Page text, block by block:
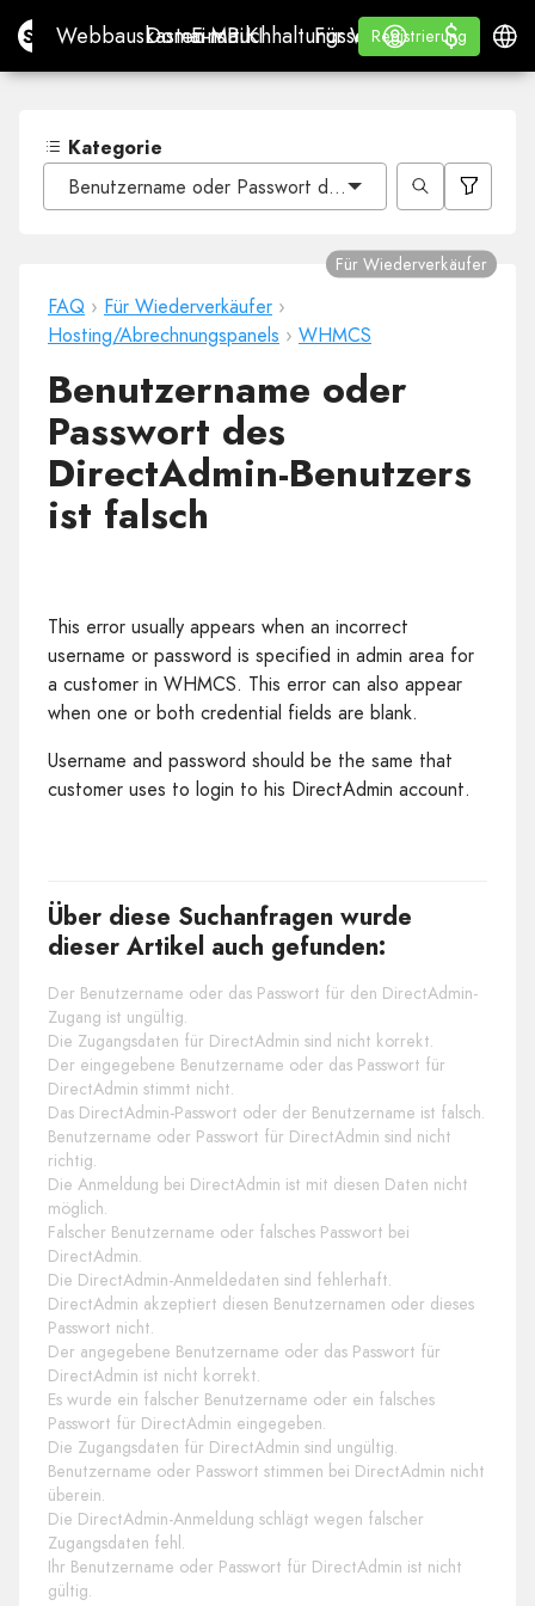
Site.proWebbauskasten mit KI
Webbauskasten mit KI
Domains
Domains
E-Mail
E-MailBuchhaltungssoftware
Buchhaltungssoftware
Für
Für Wiederverkäufer
WHITE LABEL
Lernen
Lernen
Registrierung
Registrierung
Anmelden
$
$
Kategorie
Benutzername oder Passwort des DirectAdmin-
FAQ › Für Wiederverkäufer ›
Hosting/Abrechnungspanels › WHMCS
Für Wiederverkäufer
Benutzername oder
Passwort des
DirectAdmin-Benutzers
ist falsch
This error usually appears when an incorrect
username or password is specified in admin area for
a customer in WHMCS. This error can also appear
when one or both credential fields are blank.
Username and password should be the same that
customer uses to login to his DirectAdmin account.
Über diese Suchanfragen wurde
dieser Artikel auch gefunden:
Der Benutzername oder das Passwort für den DirectAdmin-
Zugang ist ungültig.
Die Zugangsdaten für DirectAdmin sind nicht korrekt.
Der eingegebene Benutzername oder das Passwort für
DirectAdmin stimmt nicht.
Das DirectAdmin-Passwort oder der Benutzername ist falsch.
Benutzername oder Passwort für DirectAdmin sind nicht
richtig.
Die Anmeldung bei DirectAdmin ist mit diesen Daten nicht
möglich.
Falscher Benutzername oder falsches Passwort bei
DirectAdmin.
Die DirectAdmin-Anmeldedaten sind fehlerhaft.
DirectAdmin akzeptiert diesen Benutzernamen oder dieses
Passwort nicht.
Der angegebene Benutzername oder das Passwort für
DirectAdmin ist nicht korrekt.
Es wurde ein falscher Benutzername oder ein falsches
Passwort für DirectAdmin eingegeben.
Die Zugangsdaten für DirectAdmin sind ungültig.
Benutzername oder Passwort stimmen bei DirectAdmin nicht
überein.
Die DirectAdmin-Anmeldung schlägt wegen falscher
Zugangsdaten fehl.
Ihr Benutzername oder Passwort für DirectAdmin ist nicht
gültig.